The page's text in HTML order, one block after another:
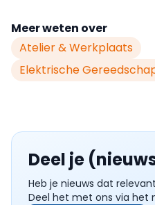
Meer weten over
Atelier & Werkplaats
Elektrische
Deel je
Heb je nieuws dat
Deel het met ons via het